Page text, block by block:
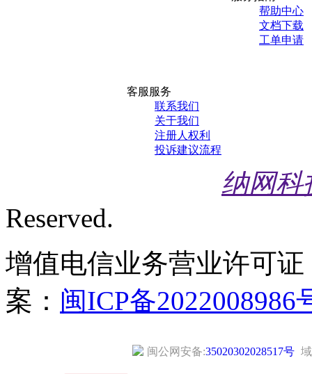
帮助中心
文档下载
工单申请
客服服务
联系我们
关于我们
注册人权利
投诉建议流程
纳网
Reserved.
增值电信业务营业许可证
案： 闽ICP备2022008986
闽公网安备:35020302028517号